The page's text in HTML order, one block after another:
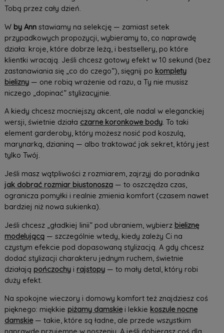
Tobą przez cały dzień.
W by Annstawiamy na selekcję — zamiast setek
przypadkowych propozycji, wybieramy to, co naprawdę
działa: kroje, które dobrze leżą, i bestsellery, po które
klientki wracają. Jeśli chcesz gotowy efekt w 10 sekund (bez
zastanawiania się „co do czego”), sięgnij po komplety
bielizny— one robią wrażenie od razu, a Ty nie musisz
niczego „dopinać” stylizacyjnie.
A kiedy chcesz mocniejszy akcent, ale nadal w eleganckiej
wersji, świetnie działa czarne koronkowe body. To taki
element garderoby, który możesz nosić pod koszulą,
marynarką, dzianiną — albo traktować jak sekret, który jest
tylko Twój.
Jeśli masz wątpliwości z rozmiarem, zajrzyj do poradnika
jak dobrać rozmiar biustonosza— to oszczędza czas,
ogranicza pomyłki i realnie zmienia komfort (czasem nawet
bardziej niż nowa sukienka).
Jeśli chcesz „gładkiej linii” pod ubraniem, wybierz bieliznę
modelującą— szczególnie wtedy, kiedy zależy Ci na
czystym efekcie pod dopasowaną stylizacją. A gdy chcesz
dodać stylizacji charakteru jednym ruchem, świetnie
działają pończochyi rajstopy— to mały detal, który robi
duży efekt.
Na spokojne wieczory i domowy komfort też znajdziesz coś
pięknego: miękkie piżamy damskiei lekkie koszule nocne
damskie— takie, które są ładne, ale przede wszystkim